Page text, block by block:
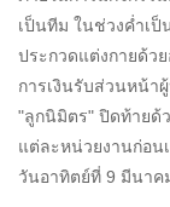
เป็นทีม ในช่วงค่ำเ
ประกวดแต่งกายด้ว
การเงินรับส่วนหน้า
"ลูกนิมิตร" ปิดท้ายด้
แต่ละหน่วยงานก่อ
วันอาทิตย์ที่ 9 มีนาค